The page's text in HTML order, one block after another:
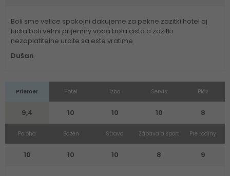
Boli sme velice spokojni dakujeme za pekne zazitki hotel aj
ludia boli velmi prijemny voda bola cista a zazitki
nezaplatitelne urcite sa este vratime
Dušan
Priemer
9,4
Hotel
10
Izba
10
Servis
10
Pláž
8
Poloha
10
Bazén
10
Strava
10
Zábava a šport
8
Pre rodiny
9